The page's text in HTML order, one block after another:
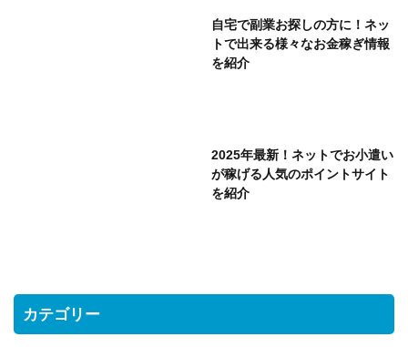
自宅で副業お探しの方に！ネッ
トで出来る様々なお金稼ぎ情報
を紹介
2025年最新！ネットでお小遣い
が稼げる人気のポイントサイト
を紹介
カテゴリー